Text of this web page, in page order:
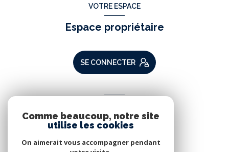
VOTRE ESPACE
Espace propriétaire
SE CONNECTER
Nous adhérons
Comme beaucoup, notre site
utilise les cookies
On aimerait vous accompagner pendant